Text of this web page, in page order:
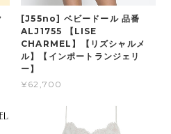
[J55no] ベビードール 品番
ALJ1755 【LISE
CHARMEL】【リズシャルメ
ル】【インポートランジェリ
ー】
¥62,700